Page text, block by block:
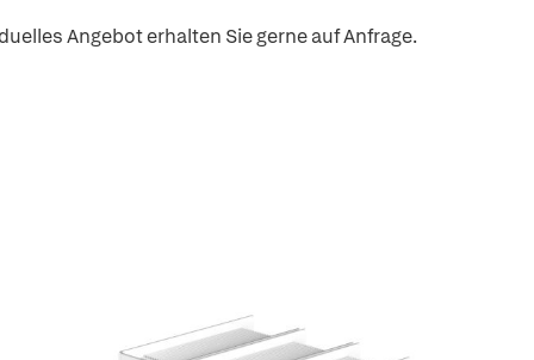
Angebot erhalten Sie gerne auf Anfrage.